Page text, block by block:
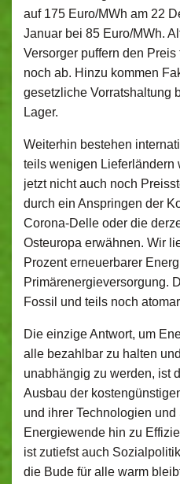
auf 175 Euro/MWh am 22
Januar bei 85 Euro/MWh.
Versorger puffern den
noch ab. Hinzu kommen
gesetzliche Vorratshaltung
Lager.
Weiterhin bestehen
teils wenigen Lieferländern
jetzt nicht auch noch
durch ein Anspringen der
Corona-Delle oder die
Osteuropa erwähnen. Wir
Prozent erneuerbarer
Primärenergieversorgung.
Fossil und teils noch
Die einzige Antwort, um
alle bezahlbar zu halten
unabhängig zu werden, ist
Ausbau der
und ihrer Technologien
Energiewende hin zu
ist zutiefst auch
die Bude für alle warm